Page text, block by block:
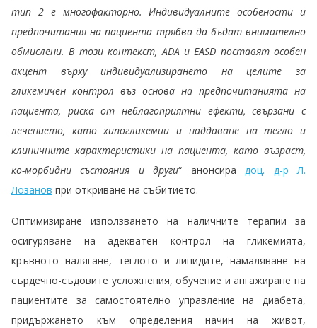
тип 2 е многофакторно. Индивидуалните особености и
предпочитания на пациента трябва да бъдат внимателно
обмислени. В този контекст, ADA и EASD поставят особен
акцент върху индивидуализирането на целите за
гликемичен контрол въз основа на предпочитанията на
пациента, риска от неблагоприятни ефекти, свързани с
лечението, като хипогликемии и наддаване на тегло и
клиничните характеристики на пациента, като възраст,
ко-морбидни състояния и други“ анонсирадоц. д-р Л.
Лозанов при откриване на събитието.
Оптимизиране използването на наличните терапии за
осигуряване на адекватен контрол на гликемията,
кръвното налягане, теглото и липидите, намаляване на
сърдечно-съдовите усложнения, обучение и ангажиране на
пациентите за самостоятелно управление на диабета,
придържането към определения начин на живот,